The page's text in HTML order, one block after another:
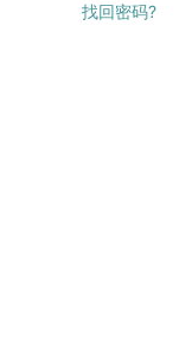
找回密码?